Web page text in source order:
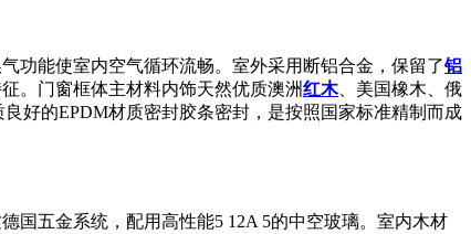
功能使室内空气循环流畅。室外采用断铝合金，保留了铝
。门窗框体主材料内饰天然优质澳洲红木、美国橡木、俄
良好的EPDM材质密封胶条密封，是按照国家标准精制而成
国五金系统，配用高性能5 12A 5的中空玻璃。室内木材